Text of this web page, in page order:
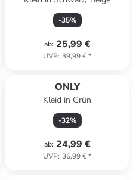
-35%
ab: 25,99 €
UVP: 39,99 €*
ONLY
Kleid in Grün
-32%
ab: 24,99 €
UVP: 36,99 €*